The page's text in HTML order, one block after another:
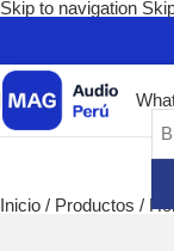
Skip to navigation
Inicio / Productos /